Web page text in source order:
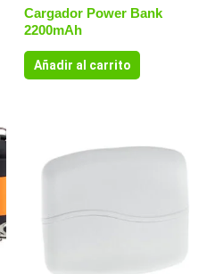
Cargador Power Bank
2200mAh
Añadir al carrito